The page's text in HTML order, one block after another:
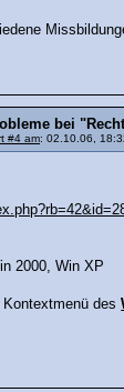
bei
#4 am: 02.10.06,
2000, Win XP
Kontextmenü des